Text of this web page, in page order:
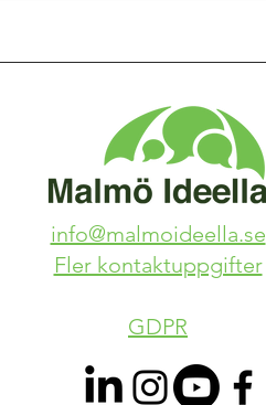
info@malmoideella.se
Fler kontaktuppgifter
GDPR